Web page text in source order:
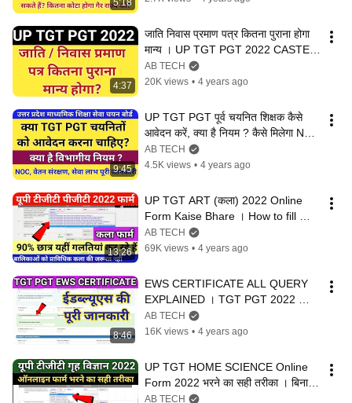
5:18
4:37
जाति निवास प्रमाण पत्र कितना पुराना होगा
मान्य । UP TGT PGT 2022 CASTE
DOMICILE IMPORTANT UPDATE
AB TECH
20K views • 4 years ago
9:45
UP TGT PGT पूर्व चयनित शिक्षक कैसे
आवेदन करें, क्या है नियम ? कैसे मिलेगा NOC
वेतन संरक्षण सेवा लाभ
AB TECH
4.5K views • 4 years ago
13:26
UP TGT ART (कला) 2022 Online
Form Kaise Bhare । How to fill
TGT PGT ART Form । बिना ग़लती
फार्म भरो
AB TECH
69K views • 4 years ago
8:46
EWS CERTIFICATE ALL QUERY
EXPLAINED । TGT PGT 2022
EWS । कब लगेगा, कितना पुराना इत्यादि
AB TECH
16K views • 4 years ago
UP TGT HOME SCIENCE Online
Form 2022 भरने का सही तरीका । बिना
ग़लती किये फार्म भरें
AB TECH